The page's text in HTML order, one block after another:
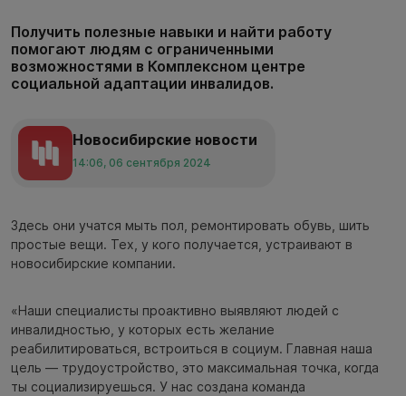
Получить полезные навыки и найти работу
помогают людям с ограниченными
возможностями в Комплексном центре
социальной адаптации инвалидов.
Новосибирские новости
14:06, 06 сентября 2024
Здесь они учатся мыть пол, ремонтировать обувь, шить
простые вещи. Тех, у кого получается, устраивают в
новосибирские компании.
«Наши специалисты проактивно выявляют людей с
инвалидностью, у которых есть желание
реабилитироваться, встроиться в социум. Главная наша
цель — трудоустройство, это максимальная точка, когда
ты социализируешься. У нас создана команда